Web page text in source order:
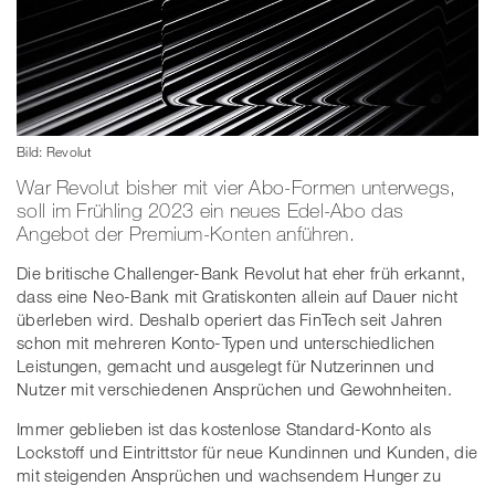
Bild: Revolut
War Revolut bisher mit vier Abo-Formen unterwegs,
soll im Frühling 2023 ein neues Edel-Abo das
Angebot der Premium-Konten anführen.
Die britische Challenger-Bank Revolut hat eher früh erkannt,
dass eine Neo-Bank mit Gratiskonten allein auf Dauer nicht
überleben wird. Deshalb operiert das FinTech seit Jahren
schon mit mehreren Konto-Typen und unterschiedlichen
Leistungen, gemacht und ausgelegt für Nutzerinnen und
Nutzer mit verschiedenen Ansprüchen und Gewohnheiten.
Immer geblieben ist das kostenlose Standard-Konto als
Lockstoff und Eintrittstor für neue Kundinnen und Kunden, die
mit steigenden Ansprüchen und wachsendem Hunger zu